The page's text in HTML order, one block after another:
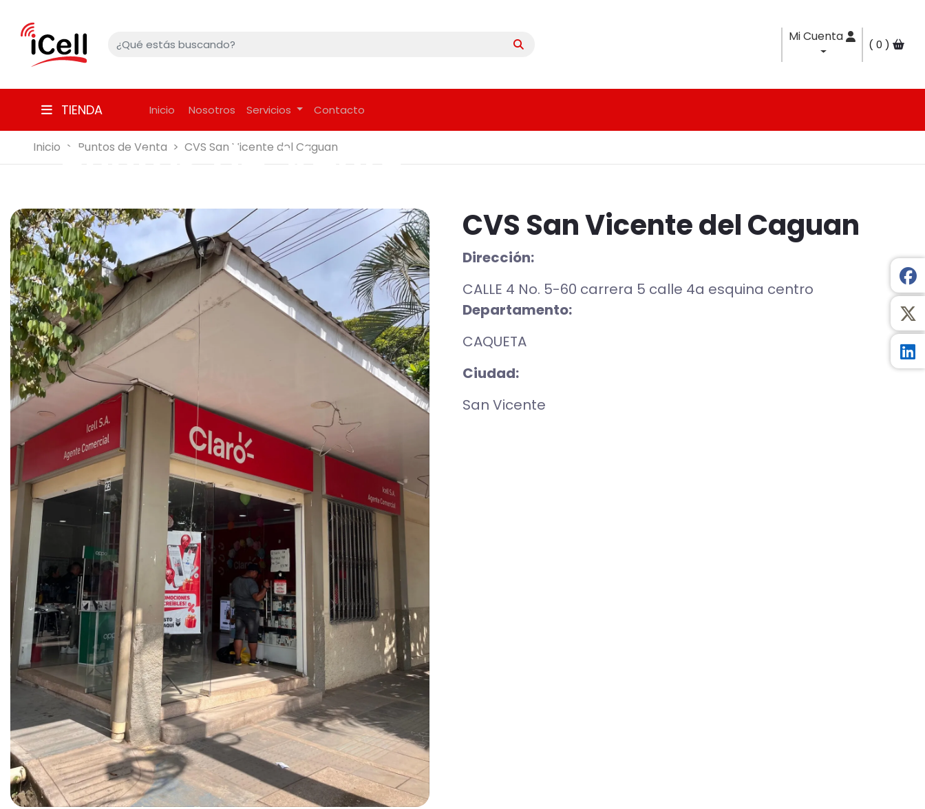
Mi Cuenta
0
TIENDA Inicio Nosotros Servicios Contacto
Inicio Puntos de Venta CVS San Vicente del Caguan
Puntos de Venta
CVS San Vicente del Caguan
Dirección:
CALLE 4 No. 5-60 carrera 5 calle 4a esquina centro
Departamento:
CAQUETA
Ciudad:
San Vicente